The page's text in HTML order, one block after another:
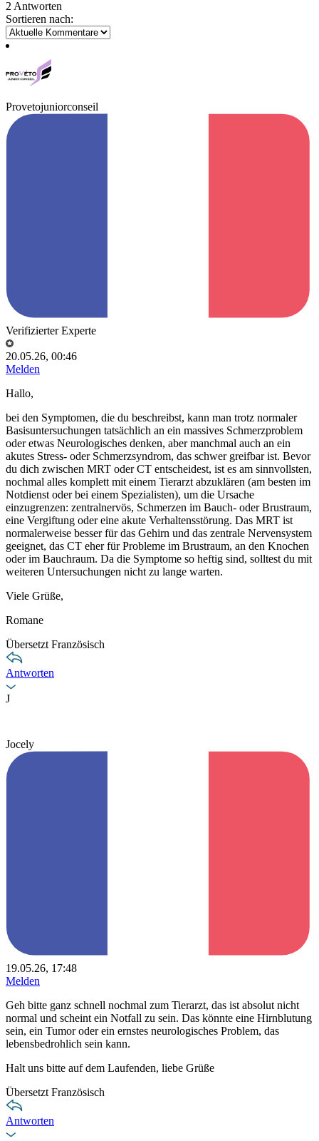
2 Antworten
Sortieren nach:
Provetojuniorconseil
Verifizierter Experte
20.05.26, 00:46
Melden
Hallo,
bei den Symptomen, die du beschreibst, kann man trotz normaler
Basisuntersuchungen tatsächlich an ein massives Schmerzproblem
oder etwas Neurologisches denken, aber manchmal auch an ein
akutes Stress- oder Schmerzsyndrom, das schwer greifbar ist. Bevor
du dich zwischen MRT oder CT entscheidest, ist es am sinnvollsten,
nochmal alles komplett mit einem Tierarzt abzuklären (am besten im
Notdienst oder bei einem Spezialisten), um die Ursache
einzugrenzen: zentralnervös, Schmerzen im Bauch- oder Brustraum,
eine Vergiftung oder eine akute Verhaltensstörung. Das MRT ist
normalerweise besser für das Gehirn und das zentrale Nervensystem
geeignet, das CT eher für Probleme im Brustraum, an den Knochen
oder im Bauchraum. Da die Symptome so heftig sind, solltest du mit
weiteren Untersuchungen nicht zu lange warten.
Viele Grüße,
Romane
Übersetzt Französisch
Antworten
J
Jocely
19.05.26, 17:48
Melden
Geh bitte ganz schnell nochmal zum Tierarzt, das ist absolut nicht
normal und scheint ein Notfall zu sein. Das könnte eine Hirnblutung
sein, ein Tumor oder ein ernstes neurologisches Problem, das
lebensbedrohlich sein kann.
Halt uns bitte auf dem Laufenden, liebe Grüße
Übersetzt Französisch
Antworten